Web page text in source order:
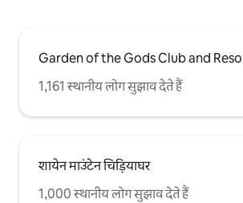
Garden of the Gods Club and
1,161 स्थानीय लोग सुझाव देते हैं
शायेन माउंटेन चिड़ियाघर
1,000 स्थानीय लोग सुझाव देते हैं